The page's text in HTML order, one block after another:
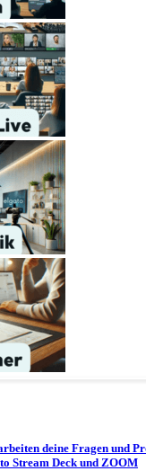
deine Fragen und
Stream Deck und ZOOM